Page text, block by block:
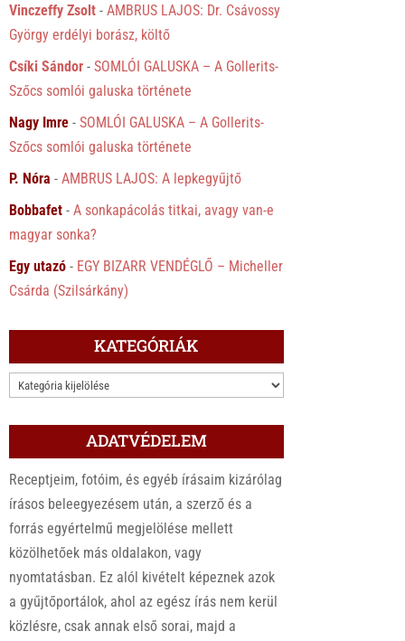
Vinczeffy Zsolt -AMBRUS LAJOS: Dr. Csávossy
György erdélyi borász, költő
Csíki Sándor -SOMLÓI GALUSKA – A Gollerits-
Szőcs somlói galuska története
Nagy Imre -SOMLÓI GALUSKA – A Gollerits-
Szőcs somlói galuska története
P. Nóra -AMBRUS LAJOS: A lepkegyűjtő
Bobbafet -A sonkapácolás titkai, avagy van-e
magyar sonka?
Egy utazó - EGY BIZARR VENDÉGLŐ – Micheller
Csárda (Szilsárkány)
KATEGÓRIÁK
KATEGÓRIÁK
ADATVÉDELEM
Receptjeim, fotóim, és egyéb írásaim kizárólag
írásos beleegyezésem után, a szerző és a
forrás egyértelmű megjelölése mellett
közölhetőek más oldalakon, vagy
nyomtatásban. Ez alól kivételt képeznek azok
a gyűjtőportálok, ahol az egész írás nem kerül
közlésre, csak annak első sorai, majd a